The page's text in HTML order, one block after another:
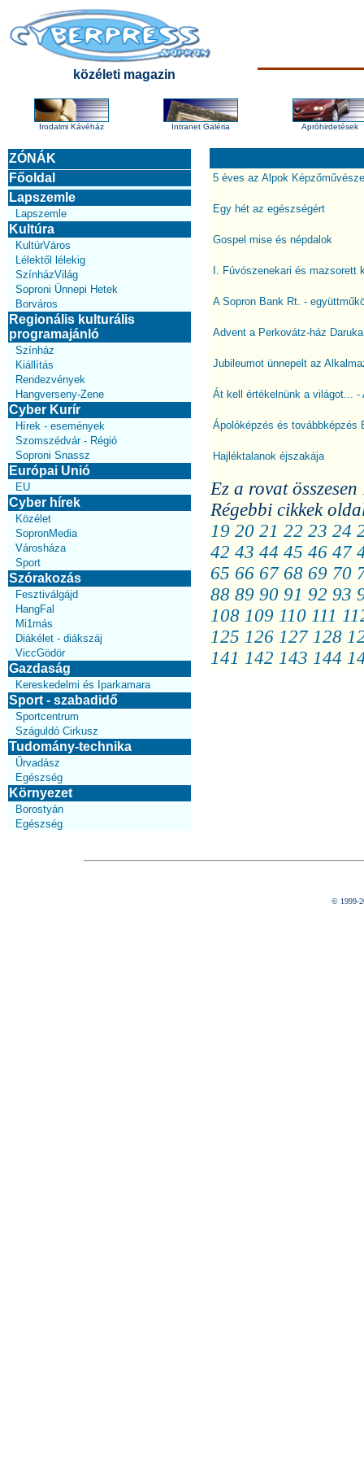
közéleti magazin
Irodalmi Kávéház Intranet Galéria Apróhirdetések
ZÓNÁK
Főoldal
Lapszemle
Lapszemle
Kultúra
KultúrVáros
Lélektől lélekig
SzínházVilág
Soproni Ünnepi Hetek
Borváros
Regionális kulturális
programajánló
Színház
Kiállítás
Rendezvények
Hangverseny-Zene
Cyber Kurír
Hírek - események
Szomszédvár - Régió
Soproni Snassz
Európai Unió
EU
Cyber hírek
Közélet
SopronMedia
Városháza
Sport
Szórakozás
Fesztiválgájd
HangFal
Mi1más
Diákélet - diákszáj
ViccGödör
Gazdaság
Kereskedelmi és Iparkamara
Sport - szabadidő
Sportcentrum
Száguldó Cirkusz
Tudomány-technika
Űrvadász
Egészség
Környezet
Borostyán
Egészség
5 éves az Alpok
Egy hét az egészségért
Gospel mise és népdalok
I. Fúvószenekari és mazsorett
A Sopron Bank Rt. -
Advent a Perkovátz-ház
Jubileumot ünnepelt az
Át kell értékelnünk a világot...
Ápolóképzés és továbbképzés
Hajléktalanok éjszakája
Ez a rovat
Régebbi cikkek
19 20 21 22 23 24
42 43 44 45 46 47
65 66 67 68 69 70
88 89 90 91 92 93
108 109 110 111
125 126 127 128
141 142 143 144
© 1999-